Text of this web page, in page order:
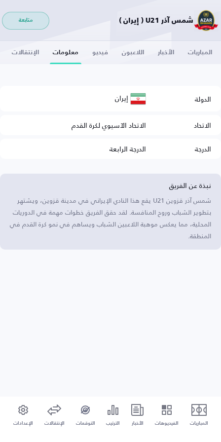
شمس آذر U21 ( إيران ) متابعة
المباريات الأخبار اللاعبون فيديو معلومات الإنتقالات
الدولة إيران
الاتحاد
الاتحاد الآسيوي لكرة القدم
الدرجة
الدرجة الرابعة
نبذة عن الفريق
شمس آذر قزوين U21 يقع هذا النادي الإيراني في مدينة قزوين، ويشتهر
بتطوير الشباب وروح المنافسة. لقد حقق الفريق خطوات مهمة في الدوريات
المحلية، مما يعكس موهبة اللاعبين الشباب ويساهم في نمو كرة القدم في
المنطقة.
المباريات الفيديوهات الأخبار الترتيب التوقعات الإنتقالات الإعدادات